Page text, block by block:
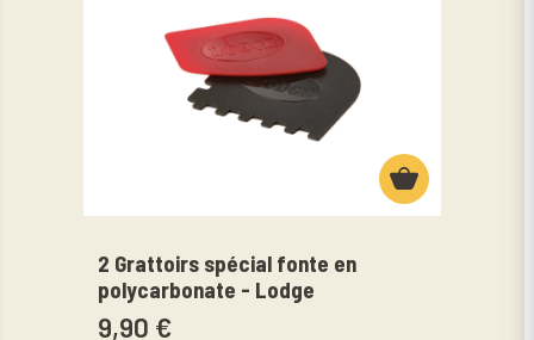
2 Grattoirs spécial fonte en
polycarbonate - Lodge
9,90 €